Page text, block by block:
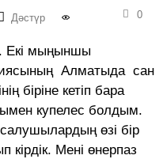
Дәстүр 0
Екі мыңыншы
Алматыда сан
біріне кетіп бара
купелес болдым.
өзі бір
Мені өнерпаз